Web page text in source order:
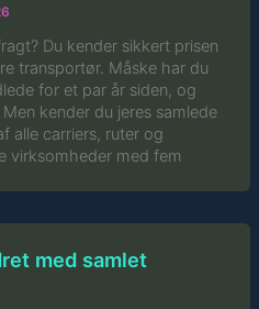
Du kender sikkert prisen
transportør. Måske har du
for et par år siden, og
kender du jeres samlede
alle carriers, ruter og
virksomheder med fem
med samlet